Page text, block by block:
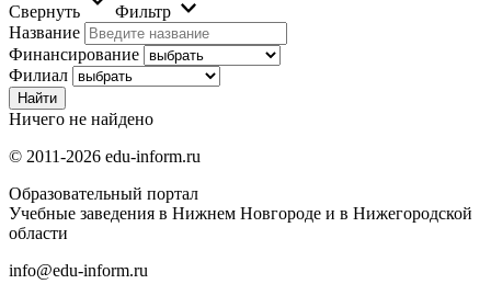
Свернуть
Фильтр
Название
Финансирование
Филиал
Ничего не найдено
© 2011-2026 edu-inform.ru
Образовательный портал
Учебные заведения в Нижнем Новгороде и в Нижегородской
области
info@edu-inform.ru